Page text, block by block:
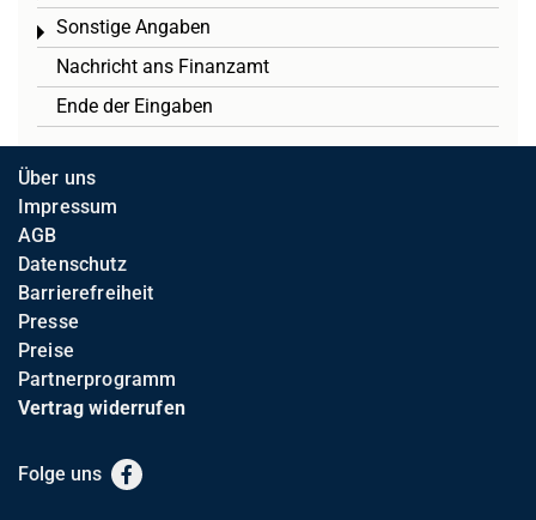
Sonstige Angaben
Toggle menu
Nachricht ans Finanzamt
Ende der Eingaben
Über uns
Impressum
AGB
Datenschutz
Barrierefreiheit
Presse
Preise
Partnerprogramm
Vertrag widerrufen
Folge uns Facebook